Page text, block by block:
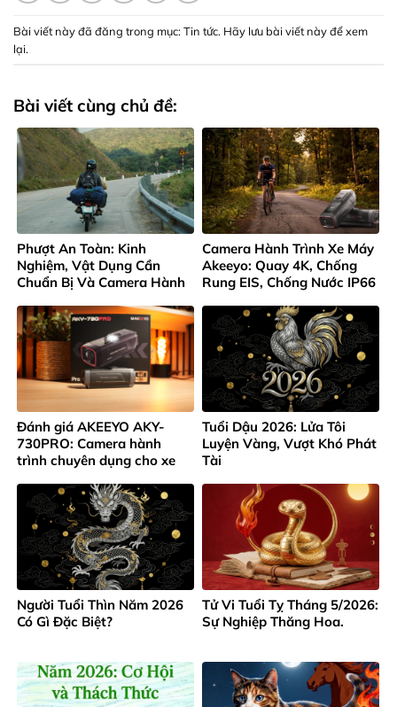
Bài viết này đã đăng trong mục:Tin tức. Hãy lưu bài viết này để xem
lại.
Bài viết cùng chủ đề:
Phượt An Toàn: Kinh
Nghiệm, Vật Dụng Cần
Chuẩn Bị Và Camera Hành
Camera Hành Trình Xe Máy
Akeeyo: Quay 4K, Chống
Rung EIS, Chống Nước IP66
Đánh giá AKEEYO AKY-
730PRO: Camera hành
trình chuyên dụng cho xe
Tuổi Dậu 2026: Lửa Tôi
Luyện Vàng, Vượt Khó Phát
Tài
Người Tuổi Thìn Năm 2026
Có Gì Đặc Biệt?
Tử Vi Tuổi Tỵ Tháng 5/2026:
Sự Nghiệp Thăng Hoa.